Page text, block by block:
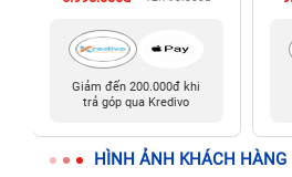
Giảm đến 200.000đ khi
trả góp qua Kredivo
HÌNH ẢNH KHÁCH HÀNG